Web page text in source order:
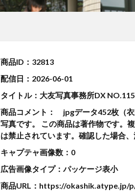
商品ID：32813
配信日：2026-06-01
タイトル：大友写真事務所DX NO.115
商品コメント：
jpgデータ452枚（衣
写真です。 この商品は著作物です。
は禁止されています。確認した場合
キャプテャ画像数：0
広告画像タイプ：パッケージ表小
商品URL：https://okashik.atype.jp/